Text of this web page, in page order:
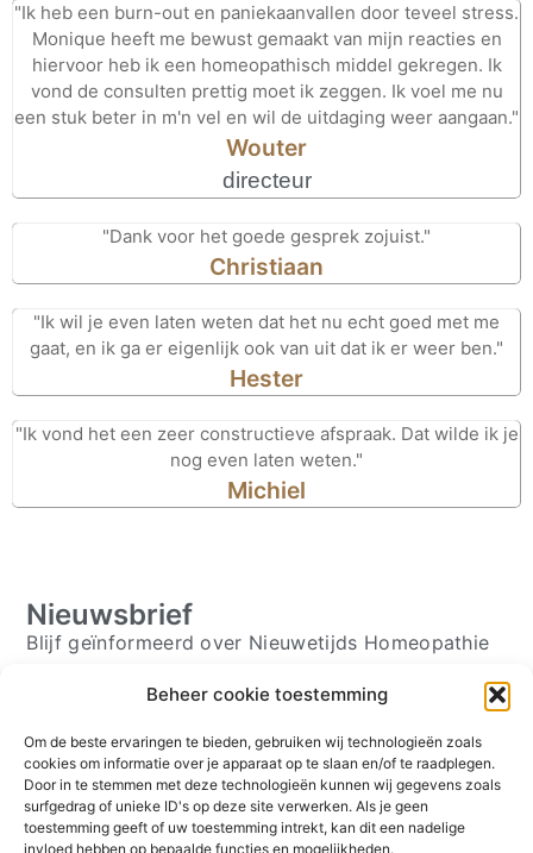
Beheer cookie toestemming
Om de beste ervaringen te bieden, gebruiken wij technologieën zoals
cookies om informatie over je apparaat op te slaan en/of te raadplegen.
Door in te stemmen met deze technologieën kunnen wij gegevens zoals
surfgedrag of unieke ID's op deze site verwerken. Als je geen
toestemming geeft of uw toestemming intrekt, kan dit een nadelige
invloed hebben op bepaalde functies en mogelijkheden.
"Ik heb een burn-out en paniekaanvallen door teveel stress.
Monique heeft me bewust gemaakt van mijn reacties en
hiervoor heb ik een homeopathisch middel gekregen. Ik
vond de consulten prettig moet ik zeggen. Ik voel me nu
een stuk beter in m'n vel en wil de uitdaging weer aangaan."
Wouter
directeur
"Dank voor het goede gesprek zojuist."
Christiaan
"Ik wil je even laten weten dat het nu echt goed met me
gaat, en ik ga er eigenlijk ook van uit dat ik er weer ben."
Hester
"Ik vond het een zeer constructieve afspraak. Dat wilde ik je
nog even laten weten."
Michiel
Nieuwsbrief
Blijf geïnformeerd over Nieuwetijds Homeopathie
Schrijf je in ⟶
Volg mij